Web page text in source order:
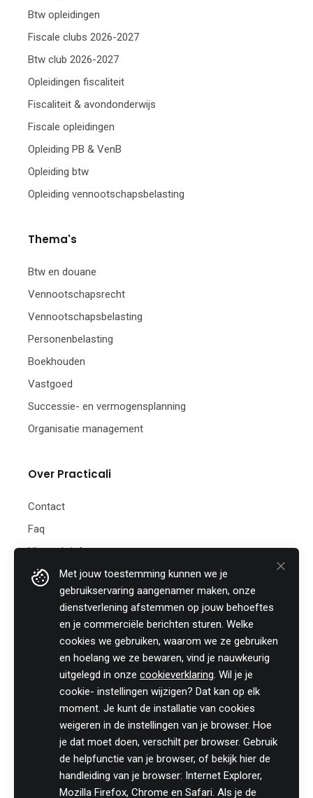
Met jouw toestemming kunnen we je
gebruikservaring aangenamer maken, onze
dienstverlening afstemmen op jouw behoeftes
en je commerciële berichten sturen. Welke
cookies we gebruiken, waarom we ze gebruiken
en hoelang we ze bewaren, vind je nauwkeurig
uitgelegd in onze cookieverklaring. Wil je je
cookie- instellingen wijzigen? Dat kan op elk
moment. Je kunt de installatie van cookies
weigeren in de instellingen van je browser. Hoe
je dat moet doen, verschilt per browser. Gebruik
de helpfunctie van je browser, of bekijk hier de
handleiding van je browser: Internet Explorer,
Mozilla Firefox, Chrome en Safari. Als je de
Btw opleidingen
Fiscale clubs 2026-2027
Btw club 2026-2027
Opleidingen fiscaliteit
Fiscaliteit & avondonderwijs
Fiscale opleidingen
Opleiding PB & VenB
Opleiding btw
Opleiding vennootschapsbelasting
Thema's
Btw en douane
Vennootschapsrecht
Vennootschapsbelasting
Personenbelasting
Boekhouden
Vastgoed
Successie- en vermogensplanning
Organisatie management
Over Practicali
Contact
Faq
Nieuwsbrief
Practicali bv
Hof te Perremans 16
+32 (0)46 820 02 12
Fax: +32 (0)51 85 00 78
E-mail: info@practicali.be
Ondernemingsnummer: BE 0848.432.274
Volg ons fiscaal nieuws op